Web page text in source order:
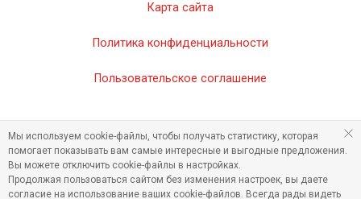
Скоро в продаже
Карта сайта
Политика конфиденциальности
Пользовательское соглашение
Мы используем cookie-файлы, чтобы получать статистику, которая
помогает показывать вам самые интересные и выгодные предложения.
Вы можете отключить cookie-файлы в настройках.
Продолжая пользоваться сайтом без изменения настроек, вы даете
согласие на использование ваших cookie-файлов. Всегда рады видеть